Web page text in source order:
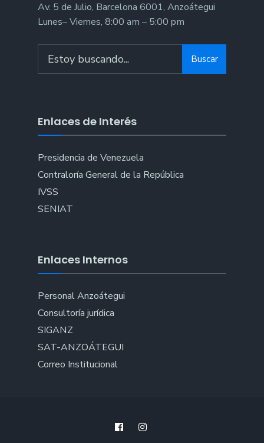
Av. 5 de Julio, Barcelona 6001, Anzoátegui
Lunes– Viernes, 8:00 am – 5:00 pm
for:
Buscar
Enlaces de Interés
Presidencia de Venezuela
Contraloría General de la República
IVSS
SENIAT
Enlaces Internos
Personal Anzoátegui
Consultoría jurídica
SIGANZ
SAT-ANZOÁTEGUI
Correo Institucional